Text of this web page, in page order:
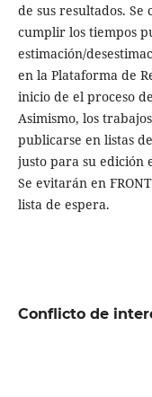
de sus resultados.
cumplir los tiempos
estimación/
en la Plataforma de
inicio de el proceso
Asimismo, los
publicarse en listas
justo para su edición
Se evitarán en
lista de espera.
Conflicto de